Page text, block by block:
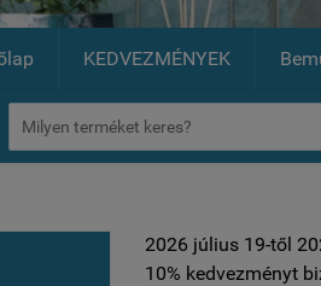
KEDVEZMÉNYEK
2026 július 19-től
10% kedvezményt